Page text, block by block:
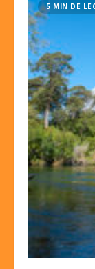
5 MIN DE